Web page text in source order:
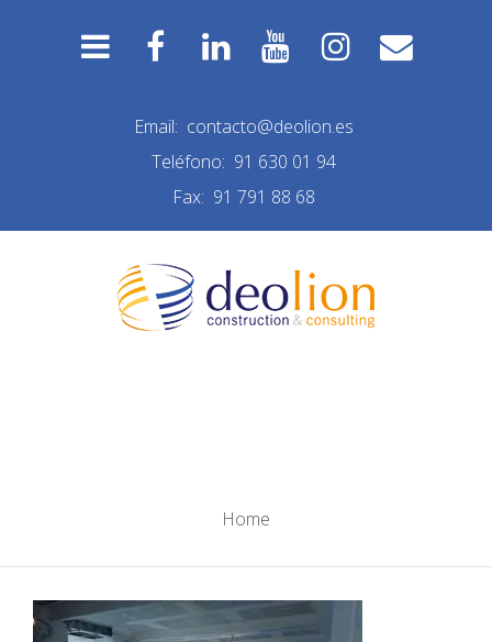
Email: contacto@deolion.es
Teléfono: 91 630 01 94
Fax: 91 791 88 68
Home